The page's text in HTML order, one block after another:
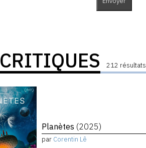
CRITIQUES 212 résultats
Planètes (2025)
par Corentin Lê